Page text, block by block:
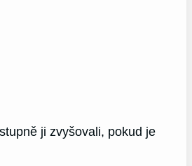
ji zvyšovali, pokud je